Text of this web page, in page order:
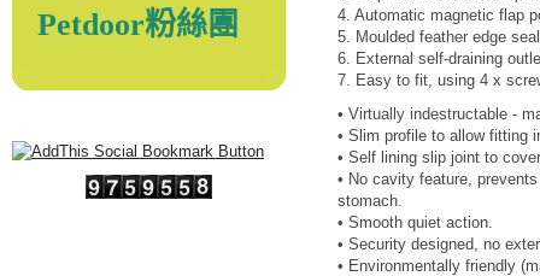
Petdoor粉絲團
4. Automatic magnetic flap
5. Moulded feather edge
6. External self-draining
7. Easy to fit, using 4 x
• Virtually indestructable -
• Slim profile to allow fitting
• Self lining slip joint to
• No cavity feature,
stomach.
• Smooth quiet action.
• Security designed, no
• Environmentally friendly